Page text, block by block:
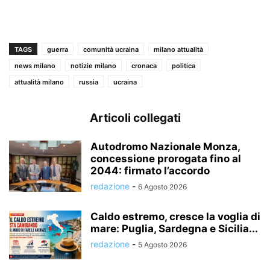
TAGS guerra comunità ucraina
milano attualità
news milano
notizie milano cronaca
politica
attualità milano
russia ucraina
Articoli collegati
Autodromo Nazionale Monza,
concessione prorogata fino al
2044: firmato l’accordo
redazione - 6 Agosto 2026
Caldo estremo, cresce la voglia di
mare: Puglia, Sardegna e Sicilia...
redazione - 5 Agosto 2026